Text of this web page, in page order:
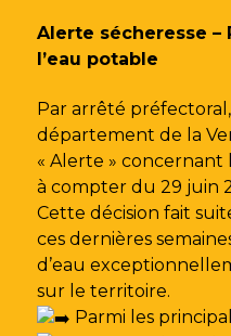
Alerte sécheresse –
l’eau potable
Par arrêté
département de la
« Alerte » concernant
à compter du 29 juin
Cette décision fait
ces dernières
d’eau
sur le territoire.
Parmi les